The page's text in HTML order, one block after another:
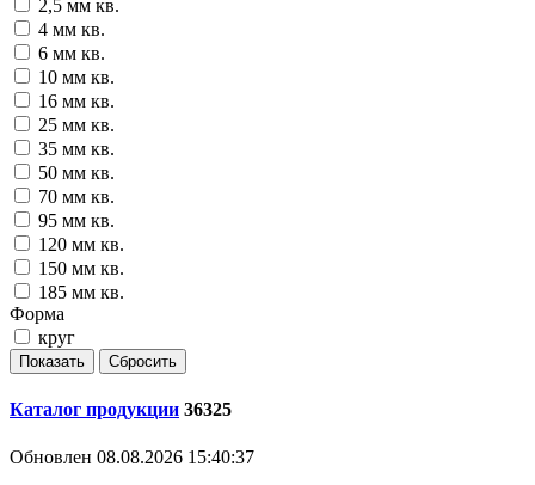
2,5 мм кв.
4 мм кв.
6 мм кв.
10 мм кв.
16 мм кв.
25 мм кв.
35 мм кв.
50 мм кв.
70 мм кв.
95 мм кв.
120 мм кв.
150 мм кв.
185 мм кв.
Форма
круг
Каталог продукции 36325
Обновлен 08.08.2026 15:40:37